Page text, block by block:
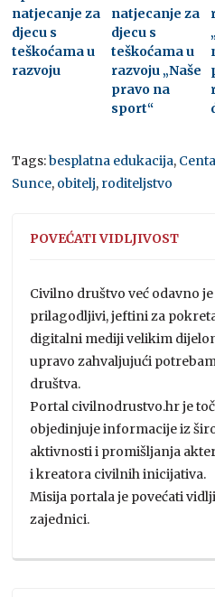
natjecanje za
djecu s
teškoćama u
razvoju
natjecanje za
djecu s
teškoćama u
razvoju „Naše
pravo na
sport“
Tags:besplatna edukacija,
Sunce, obitelj, roditeljstvo
POVEĆATI VIDLJIVOST
Civilno društvo već odavno
prilagodljivi, jeftini za
digitalni mediji velikim
upravo zahvaljujući
društva.
Portal civilnodrustvo.hr je
objedinjuje informacije iz
aktivnosti i promišljanja
i kreatora civilnih inicijativa.
Misija portala je povećati
zajednici.